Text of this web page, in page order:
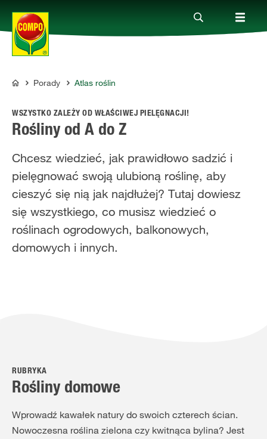
Produkty
Porady
Aktualne tematy
Kontakt
COMPO
Porady Atlas roślin
WSZYSTKO ZALEŻY OD WŁAŚCIWEJ PIELĘGNACJI!
Rośliny od A do Z
Chcesz wiedzieć, jak prawidłowo sadzić i
pielęgnować swoją ulubioną roślinę, aby
cieszyć się nią jak najdłużej? Tutaj dowiesz
się wszystkiego, co musisz wiedzieć o
roślinach ogrodowych, balkonowych,
domowych i innych.
RUBRYKA
Rośliny domowe
Wprowadź kawałek natury do swoich czterech ścian.
Nowoczesna roślina zielona czy kwitnąca bylina? Jest